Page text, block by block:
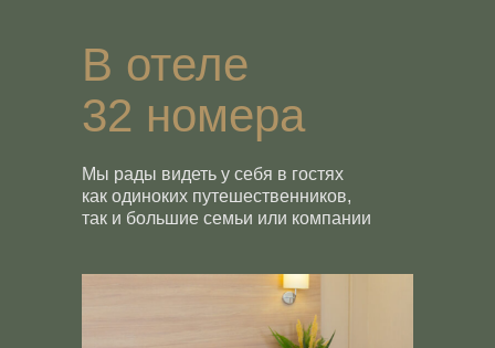
В отеле
32 номера
Мы рады видеть у себя в гостях
как одиноких путешественников,
так и большие семьи или компании